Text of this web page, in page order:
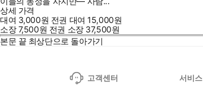
상세 가격
대여 3,000원 전권 대여15,000원
소장7,500원 전권 소장 37,500원
본문 끝 최상단으로 돌아가기
고객센터 서비스